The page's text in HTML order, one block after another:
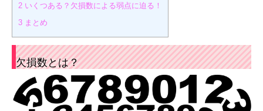
2 いくつある？欠損数による弱点に迫る！
3 まとめ
欠損数とは？